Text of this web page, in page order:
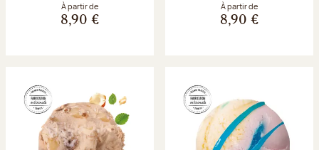
À partir de
8,90 €
À partir de
8,90 €